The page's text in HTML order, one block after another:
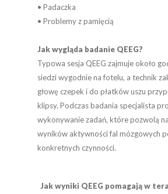
• Padaczka
• Problemy z pamięcią
Jak wygląda badanie QEEG?
Typowa sesja QEEG zajmuje około
siedzi wygodnie na fotelu, a technik
głowę czepek i do płatków uszu
klipsy. Podczas badania specjalista
wykonywanie zadań, które pozwolą
wyników aktywności fal mózgowych
konkretnych czynności.
Jak wyniki QEEG pomagają w